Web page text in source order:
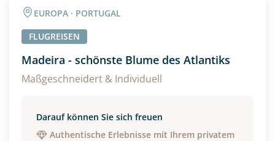
EUROPA · PORTUGAL
FLUGREISEN
Madeira - schönste Blume des Atlantiks
Maßgeschneidert & Individuell
Darauf können Sie sich freuen
Authentische Erlebnisse mit Ihrem privatem
Alter
Unterkunft